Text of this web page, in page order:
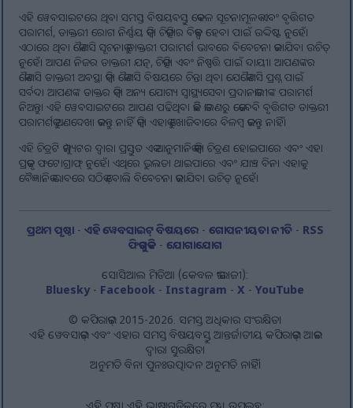
ଏହି ୱେବସାଇଟରେ ଥିବା ସମସ୍ତ ବିଷୟବସ୍ତୁ କେବଳ ସୂଚନାମୂଳକ ଏବଂ ବୃତ୍ତିଗତ
ପରାମର୍ଶ, ଡାକ୍ତରୀ ରୋଗ ନିର୍ଣ୍ଣୟ କିମ୍ବା ଚିକିତ୍ସାର ବିକଳ୍ପ ହେବା ପାଇଁ ଉଦ୍ଦିଷ୍ଟ ନୁହେଁ।
ଏଠାରେ ଥିବା କୌଣସି ସୂଚନାକୁ ଡାକ୍ତରୀ ପରାମର୍ଶ ଭାବରେ ବିବେଚନା କରାଯିବା ଉଚିତ୍
ନୁହେଁ। ଆପଣ ନିଜର ଡାକ୍ତରୀ ଯତ୍ନ, ଚିକିତ୍ସା ଏବଂ ନିଷ୍ପତ୍ତି ପାଇଁ ଦାୟୀ। ଆପଣଙ୍କର
କୌଣସି ଡାକ୍ତରୀ ଅବସ୍ଥା କିମ୍ବା କୌଣସି ବିଷୟରେ ଚିନ୍ତା ଥିବା ଯେକୌଣସି ପ୍ରଶ୍ନ ପାଇଁ
ସର୍ବଦା ଆପଣଙ୍କ ଡାକ୍ତର କିମ୍ବା ଅନ୍ୟ ଯୋଗ୍ୟ ସ୍ୱାସ୍ଥ୍ୟସେବା ପ୍ରଦାନକାରୀଙ୍କ ପରାମର୍ଶ
ନିଅନ୍ତୁ। ଏହି ୱେବସାଇଟରେ ଆପଣ ପଢିଥିବା କିଛି କାରଣରୁ କେବେବି ବୃତ୍ତିଗତ ଡାକ୍ତରୀ
ପରାମର୍ଶକୁ ଅଣଦେଖା କରନ୍ତୁ ନାହିଁ କିମ୍ବା ଏହାକୁ ଖୋଜିବାରେ ବିଳମ୍ବ କରନ୍ତୁ ନାହିଁ।
ଏହି ଚିତ୍ରଟି କମ୍ପ୍ୟୁଟର ଦ୍ୱାରା ପ୍ରସ୍ତୁତ ଏକ ଆନୁମାନିକ କିମ୍ବା ଚିତ୍ରଣ ହୋଇପାରେ ଏବଂ ଏହା
ପ୍ରକୃତ ଫଟୋଗ୍ରାଫ୍ ନୁହେଁ। ଏଥିରେ ଭୁଲତା ଥାଇପାରେ ଏବଂ ଯାଞ୍ଚ ବିନା ଏହାକୁ
ବୈଜ୍ଞାନିକ ଭାବରେ ସଠିକ୍ ବୋଲି ବିବେଚନା କରାଯିବା ଉଚିତ୍ ନୁହେଁ।
ପ୍ରଥମ ପୃଷ୍ଠା- ଏହି ୱେବସାଇଟ୍ ବିଷୟରେ- ଗୋପନୀୟତା ନୀତି- RSS
ଫିଡ୍‌ଗୁଡିକ- ଯୋଗାଯୋଗ
ସୋସିଆଲ ମିଡିଆ (କେବଳ ଇଂରାଜୀ):
Bluesky - Facebook - Instagram -X -YouTube
© କପିରାଇଟ୍ 2015-2026. ସମସ୍ତ ଅଧିକାର ସଂରକ୍ଷିତ।
ଏହି ୱେବସାଇଟ୍ ଏବଂ ଏହାର ସମସ୍ତ ବିଷୟବସ୍ତୁ ଆନ୍ତର୍ଜାତୀୟ କପିରାଇଟ୍ ଆଇନ
ଦ୍ୱାରା ସୁରକ୍ଷିତ।
ଅନୁମତି ବିନା ପୁନଃଉତ୍ପାଦନ ଅନୁମତି ନାହିଁ।